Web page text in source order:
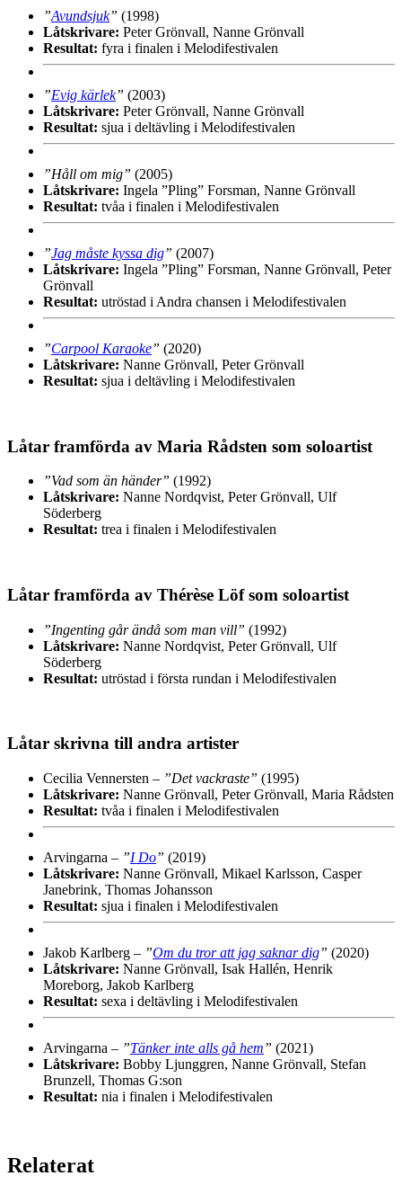
”Avundsjuk” (1998)
Låtskrivare: Peter Grönvall, Nanne Grönvall
Resultat: fyra i finalen i Melodifestivalen
”Evig kärlek” (2003)
Låtskrivare: Peter Grönvall, Nanne Grönvall
Resultat: sjua i deltävling i Melodifestivalen
”Håll om mig” (2005)
Låtskrivare: Ingela ”Pling” Forsman, Nanne Grönvall
Resultat: tvåa i finalen i Melodifestivalen
”Jag måste kyssa dig” (2007)
Låtskrivare: Ingela ”Pling” Forsman, Nanne Grönvall, Peter
Grönvall
Resultat: utröstad i Andra chansen i Melodifestivalen
”Carpool Karaoke” (2020)
Låtskrivare: Nanne Grönvall, Peter Grönvall
Resultat: sjua i deltävling i Melodifestivalen
Låtar framförda av Maria Rådsten som soloartist
”Vad som än händer” (1992)
Låtskrivare: Nanne Nordqvist, Peter Grönvall, Ulf
Söderberg
Resultat: trea i finalen i Melodifestivalen
Låtar framförda av Thérèse Löf som soloartist
”Ingenting går ändå som man vill” (1992)
Låtskrivare: Nanne Nordqvist, Peter Grönvall, Ulf
Söderberg
Resultat: utröstad i första rundan i Melodifestivalen
Låtar skrivna till andra artister
Cecilia Vennersten – ”Det vackraste” (1995)
Låtskrivare: Nanne Grönvall, Peter Grönvall, Maria Rådsten
Resultat: tvåa i finalen i Melodifestivalen
Arvingarna – ”I Do” (2019)
Låtskrivare: Nanne Grönvall, Mikael Karlsson, Casper
Janebrink, Thomas Johansson
Resultat: sjua i finalen i Melodifestivalen
Jakob Karlberg – ”Om du tror att jag saknar dig” (2020)
Låtskrivare: Nanne Grönvall, Isak Hallén, Henrik
Moreborg, Jakob Karlberg
Resultat: sexa i deltävling i Melodifestivalen
Arvingarna – ”Tänker inte alls gå hem” (2021)
Låtskrivare: Bobby Ljunggren, Nanne Grönvall, Stefan
Brunzell, Thomas G:son
Resultat: nia i finalen i Melodifestivalen
Relaterat